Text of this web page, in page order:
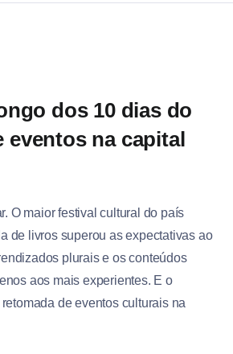
dos 10 dias do
eventos na capital
O maior festival cultural do país
de livros superou as expectativas ao
plurais e os conteúdos
aos mais experientes. E o
de eventos culturais na